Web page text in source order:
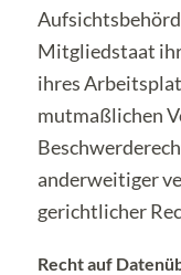
Mitgliedstaat
ihres
mutmaßlichen
anderweitiger
gerichtlicher
Recht auf